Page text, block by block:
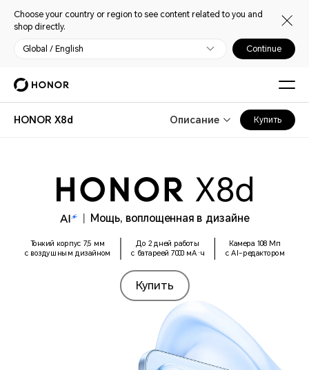
Choose your country or region to see content related to you and
shop directly.
Global / English Continue
HONOR X8d Описание Купить
Мощь, воплощенная в дизайне
Тонкий корпус 7,5 мм
с воздушным дизайном
До 2 дней работы
с батареей 7000 мА·ч
Камера 108 Мп
с AI-редактором
Купить